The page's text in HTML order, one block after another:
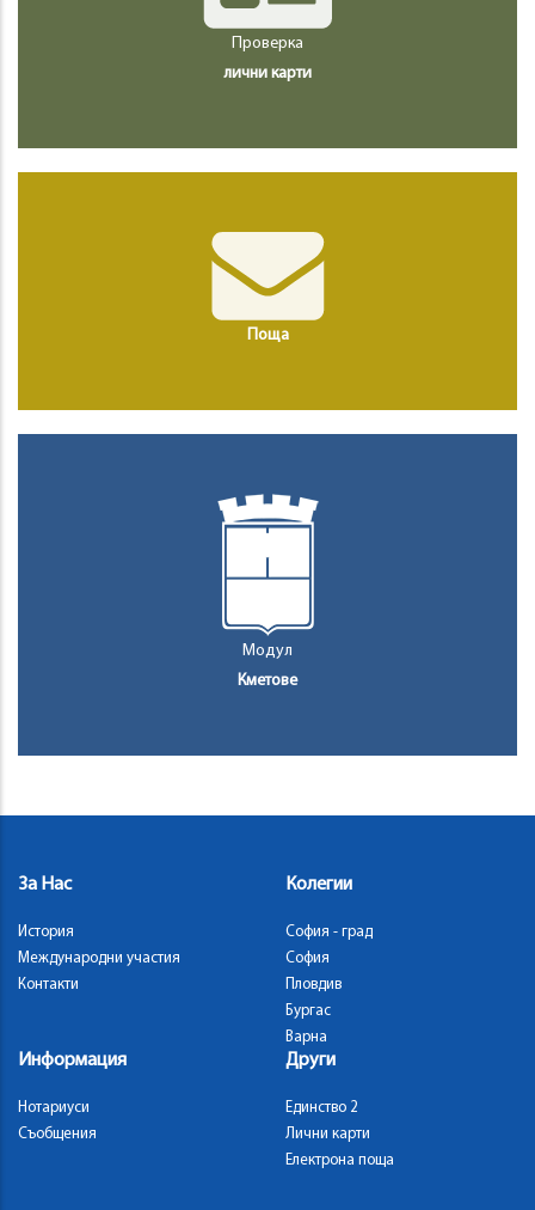
Проверка
лични карти
Поща
Модул
Кметове
За Нас
История
Международни участия
Контакти
Колегии
София - град
София
Пловдив
Бургас
Варна
Информация
Нотариуси
Съобщения
Други
Единство 2
Лични карти
Електрона поща